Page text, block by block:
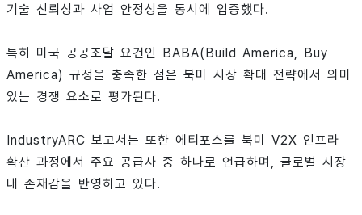
기술 신뢰성과 사업 안정성을 동시에 입증했다.
특히 미국 공공조달 요건인 BABA(Build America, Buy
America) 규정을 충족한 점은 북미 시장 확대 전략에서 의미
있는 경쟁 요소로 평가된다.
IndustryARC 보고서는 또한 에티포스를 북미 V2X 인프라
확산 과정에서 주요 공급사 중 하나로 언급하며, 글로벌 시장
내 존재감을 반영하고 있다.